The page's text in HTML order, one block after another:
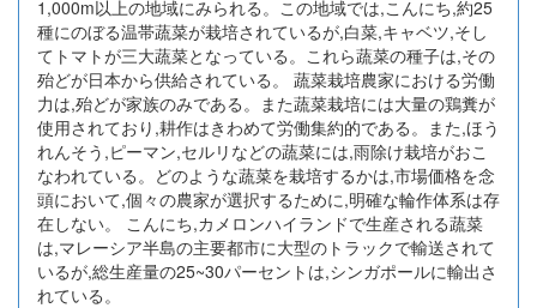
1,000m以上の地域にみられる。この地域では,こんにち,約25
種にのぼる温帯蔬菜が栽培されているが,白菜,キャベツ,そし
てトマトが三大蔬菜となっている。これら蔬菜の種子は,その
殆どが日本から供給されている。 蔬菜栽培農家における労働
力は,殆どが家族のみである。また蔬菜栽培には大量の鶏糞が
使用されており,耕作はきわめて労働集約的である。また,ほう
れんそう,ピーマン,セルリなどの蔬菜には,雨除け栽培がおこ
なわれている。どのような蔬菜を栽培するかは,市場価格を念
頭において,個々の農家が選択するために,明確な輪作体系は存
在しない。 こんにち,カメロンハイランドで生産される蔬菜
は,マレーシア半島の主要都市に大型のトラックで輸送されて
いるが,総生産量の25~30パーセントは,シンガポールに輸出さ
れている。